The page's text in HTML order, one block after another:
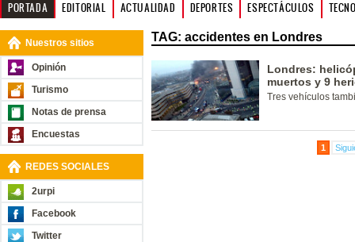
PORTADA EDITORIAL ACTUALIDAD DEPORTES ESPECTÁCULOS
Nuestros sitios
Opinión
Turismo
Notas de prensa
Encuestas
REDES SOCIALES
2urpi
Facebook
Twitter
TAG: accidentes en Londres
Londres:
muertos y 9
Tres vehículos
1